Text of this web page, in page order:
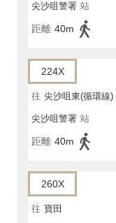
尖沙咀警署 站
距離 40m
224X
往 尖沙咀東(循環線)
尖沙咀警署 站
距離 40m
260X
往 寶田